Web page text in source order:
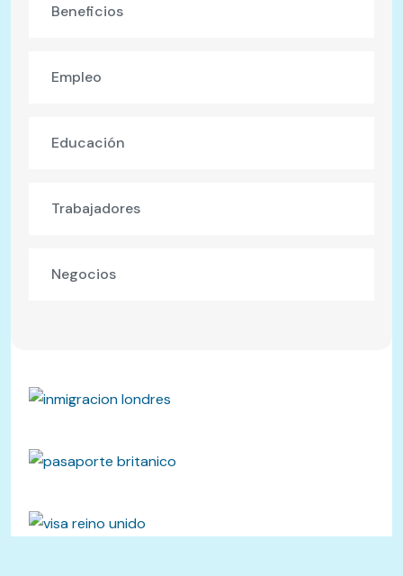
Beneficios
Empleo
Educación
Trabajadores
Negocios